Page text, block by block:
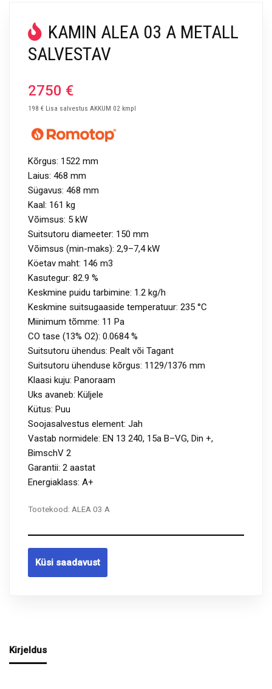
KAMIN ALEA 03 A METALL
SALVESTAV
2750 €
198 € Lisa salvestus AKKUM 02 kmpl
Kõrgus: 1522 mm
Laius: 468 mm
Sügavus: 468 mm
Kaal: 161 kg
Võimsus: 5 kW
Suitsutoru diameeter: 150 mm
Võimsus (min-maks): 2,9–7,4 kW
Köetav maht: 146 m3
Kasutegur: 82.9 %
Keskmine puidu tarbimine: 1.2 kg/h
Keskmine suitsugaaside temperatuur: 235 °C
Miinimum tõmme: 11 Pa
CO tase (13% O2): 0.0684 %
Suitsutoru ühendus: Pealt või Tagant
Suitsutoru ühenduse kõrgus: 1129/1376 mm
Klaasi kuju: Panoraam
Uks avaneb: Küljele
Kütus: Puu
Soojasalvestus element: Jah
Vastab normidele: EN 13 240, 15a B–VG, Din +,
BimschV 2
Garantii: 2 aastat
Energiaklass: A+
Tootekood: ALEA 03 A
Küsi saadavust
Kirjeldus